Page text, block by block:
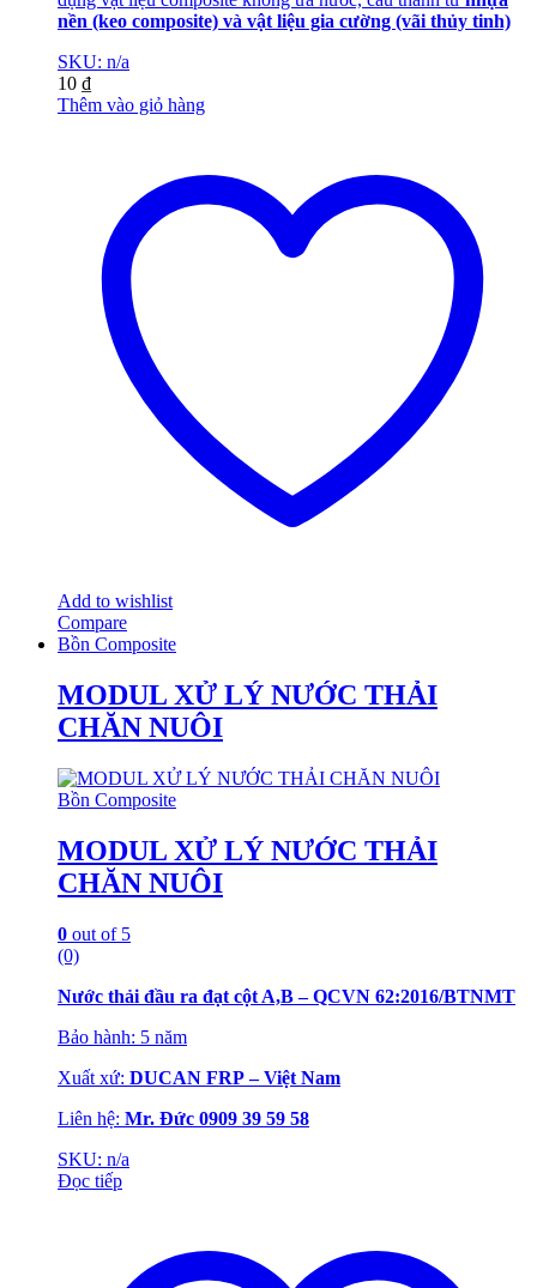
nền (keo composite) và vật liệu gia cường (vãi thủy tinh)
SKU: n/a
10 ₫
Thêm vào giỏ hàng
Add to wishlist
Compare
Bồn Composite
MODUL XỬ LÝ NƯỚC THẢI
CHĂN NUÔI
Bồn Composite
MODUL XỬ LÝ NƯỚC THẢI
CHĂN NUÔI
0 out of 5
(0)
Nước thải đầu ra đạt cột A,B – QCVN 62:2016/BTNMT
Bảo hành: 5 năm
Xuất xứ: DUCAN FRP – Việt Nam
Liên hệ: Mr. Đức 0909 39 59 58
SKU: n/a
Đọc tiếp